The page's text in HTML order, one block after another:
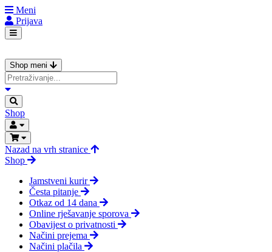
Meni
Prijava
Shop meni
Shop
Nazad na vrh stranice
Shop
Jamstveni kurir
Česta pitanje
Otkaz od 14 dana
Online rješavanje sporova
Obavijest o privatnosti
Načini prejema
Načini plačila